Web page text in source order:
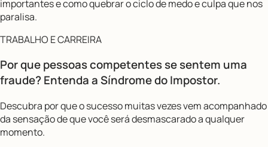
importantes e como quebrar o ciclo de medo e culpa que nos
paralisa.
TRABALHO E CARREIRA
Por que pessoas competentes se sentem uma
fraude? Entenda a Síndrome do Impostor.
Descubra por que o sucesso muitas vezes vem acompanhado
da sensação de que você será desmascarado a qualquer
momento.